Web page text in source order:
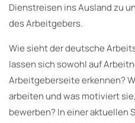
Dienstreisen ins Ausland zu
des Arbeitgebers.
Wie sieht der deutsche
lassen sich sowohl auf
Arbeitgeberseite erkennen?
arbeiten und was motiviert
bewerben? In einer aktuellen